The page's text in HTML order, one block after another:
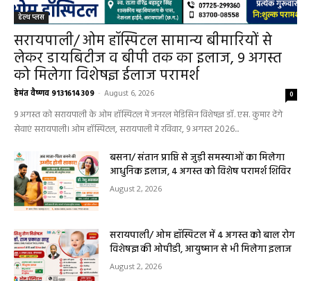
हेल्थ प्लस
सरायपाली/ ओम हॉस्पिटल सामान्य बीमारियों से
लेकर डायबिटीज व बीपी तक का इलाज, 9 अगस्त
को मिलेगा विशेषज्ञ ईलाज परामर्श
हेमंत वैष्णव 9131614309 - August 6, 2026 0
9 अगस्त को सरायपाली के ओम हॉस्पिटल में जनरल मेडिसिन विशेषज्ञ डॉ. एस. कुमार देंगे
सेवाएं सरायपाली। ओम हॉस्पिटल, सरायपाली में रविवार, 9 अगस्त 2026...
बसना/ संतान प्राप्ति से जुड़ी समस्याओं का मिलेगा
आधुनिक इलाज, 4 अगस्त को विशेष परामर्श शिविर
August 2, 2026
सरायपाली/ ओम हॉस्पिटल में 4 अगस्त को बाल रोग
विशेषज्ञ की ओपीडी, आयुष्मान से भी मिलेगा इलाज
August 2, 2026